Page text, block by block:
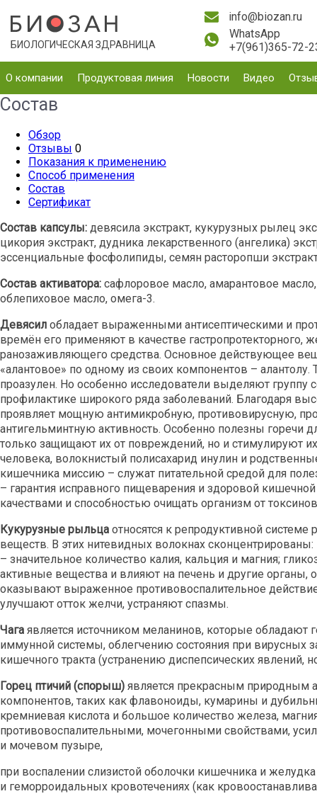
БИОЛОГИЧЕСКАЯ ЗДРАВНИЦА
info@biozan.ru
WhatsApp
+7(961)365-72-
О компании Продуктовая линия Новости Видео
Состав
Обзор
Отзывы 0
Показания к применению
Способ применения
Состав
Сертификат
Состав капсулы: девясила экстракт, кукурузных рылец
цикория экстракт, дудника лекарственного (ангелика)
эссенциальные фосфолипиды, семян расторопши
Состав активатора: сафлоровое масло, амарантовое
облепиховое масло, омега-3.
Девясил обладает выраженными антисептическими и
времён его применяют в качестве гастропротекторного,
ранозаживляющего средства. Основное действующее
«алантовое» по одному из своих компонентов –
проазулен. Но особенно исследователи выделяют
профилактике широкого ряда заболеваний. Благодаря
проявляет мощную антимикробную, противовирусную,
антигельминтную активность. Особенно полезны горечи
только защищают их от повреждений, но и стимулируют
человека, волокнистый полисахарид инулин и
кишечника миссию – служат питательной средой для
– гарантия исправного пищеварения и здоровой
качествами и способностью очищать организм от
Кукурузные рыльца относятся к репродуктивной
веществ. В этих нитевидных волокнах
– значительное количество калия, кальция и магния;
активные вещества и влияют на печень и другие органы,
оказывают выраженное противовоспалительное
улучшают отток желчи, устраняют спазмы.
Чага является источником меланинов, которые обладают
иммунной системы, облегчению состояния при вирусных
кишечного тракта (устранению диспепсических
Горец птичий (спорыш) является прекрасным природным
компонентов, таких как флавоноиды, кумарины и
кремниевая кислота и большое количество железа,
противовоспалительными, мочегонными свойствами,
и мочевом пузыре,
при воспалении слизистой оболочки кишечника и
и геморроидальных кровотечениях (как